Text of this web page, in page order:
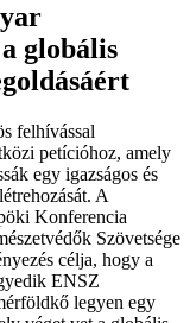
globális
felhívással
petícióhoz, amely
egy igazságos és
A
Konferencia
Szövetsége
célja, hogy a
ENSZ
legyen egy